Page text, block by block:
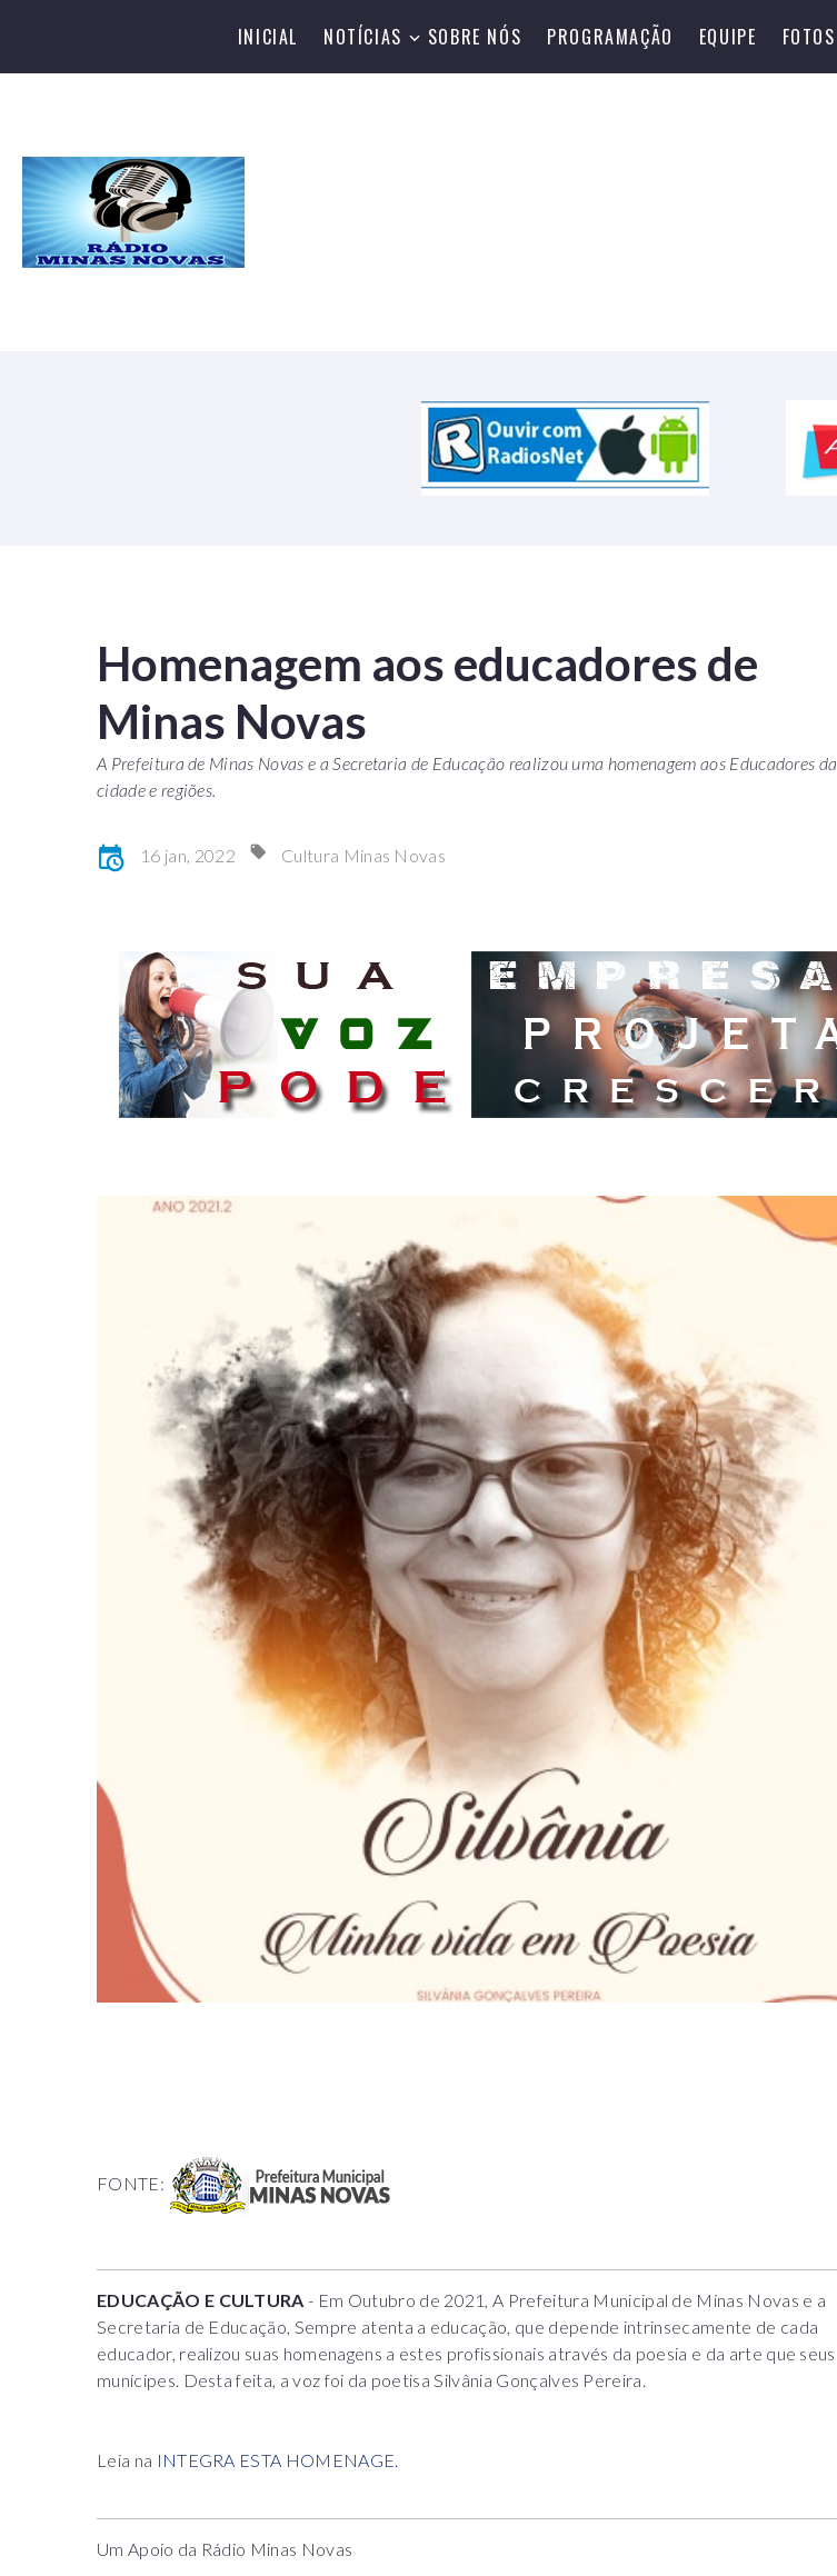
INICIAL NOTÍCIAS SOBRE NÓS PROGRAMAÇÃO EQUIPE FOTOS
Homenagem aos educadores de
Minas Novas
A Prefeitura de Minas Novas e a Secretaria de Educação realizou uma homenagem aos Educadores da
cidade e regiões.
16 jan, 2022 Cultura Minas Novas
FONTE:
EDUCAÇÃO E CULTURA- Em Outubro de 2021, A Prefeitura Municipal de Minas Novas e a
Secretaria de Educação, Sempre atenta a educação, que depende intrinsecamente de cada
educador, realizou suas homenagens a estes profissionais através da poesia e da arte que seus
munícipes. Desta feita, a voz foi da poetisa Silvânia Gonçalves Pereira.
Leia na INTEGRA ESTA HOMENAGE.
Um Apoio da Rádio Minas Novas